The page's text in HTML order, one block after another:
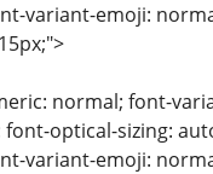
variant-emoji:
normal; font-
optical-sizing:
variant-emoji: